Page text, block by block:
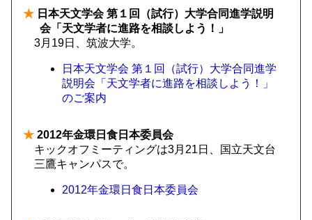
★ 日本天文学会 第１回（試行）大学合同進学説明
会「天文学者に進路を相談しよう！」
3月19日、筑波大学。
日本天文学会 第１回（試行）大学合同進学
説明会「天文学者に進路を相談しよう！」
のご案内
★ 2012年金環日食日本委員会
キックオフミーティングは3月21日、国立天文台
三鷹キャンパスで。
2012年金環日食日本委員会